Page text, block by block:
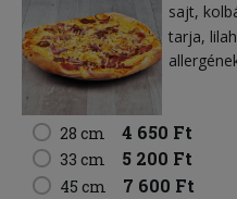
sajt
tarja
28 cm 4 650 Ft
33 cm 5 200 Ft
45 cm 7 600 Ft